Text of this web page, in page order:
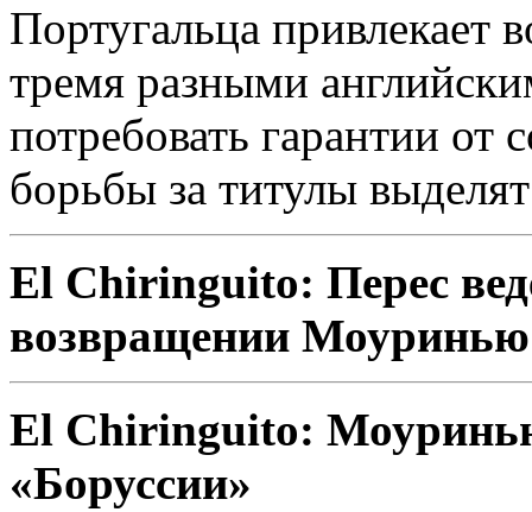
Португальца привлекает
тремя разными
потребовать гарантии от
борьбы за титулы
El Chiringuito: Перес
возвращении Моуринью
El Chiringuito:
«Боруссии»